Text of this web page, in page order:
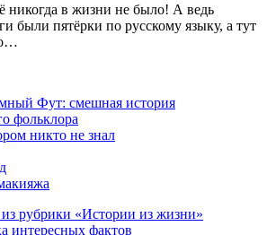
никогда в жизни не было! А ведь
были пятёрки по русскому языку, а тут
Фут: смешная история
фольклора
никто не знал
рубрики «Истории из жизни»
интересных фактов